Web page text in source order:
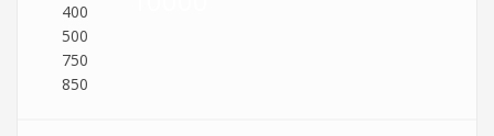
400
500
750
850